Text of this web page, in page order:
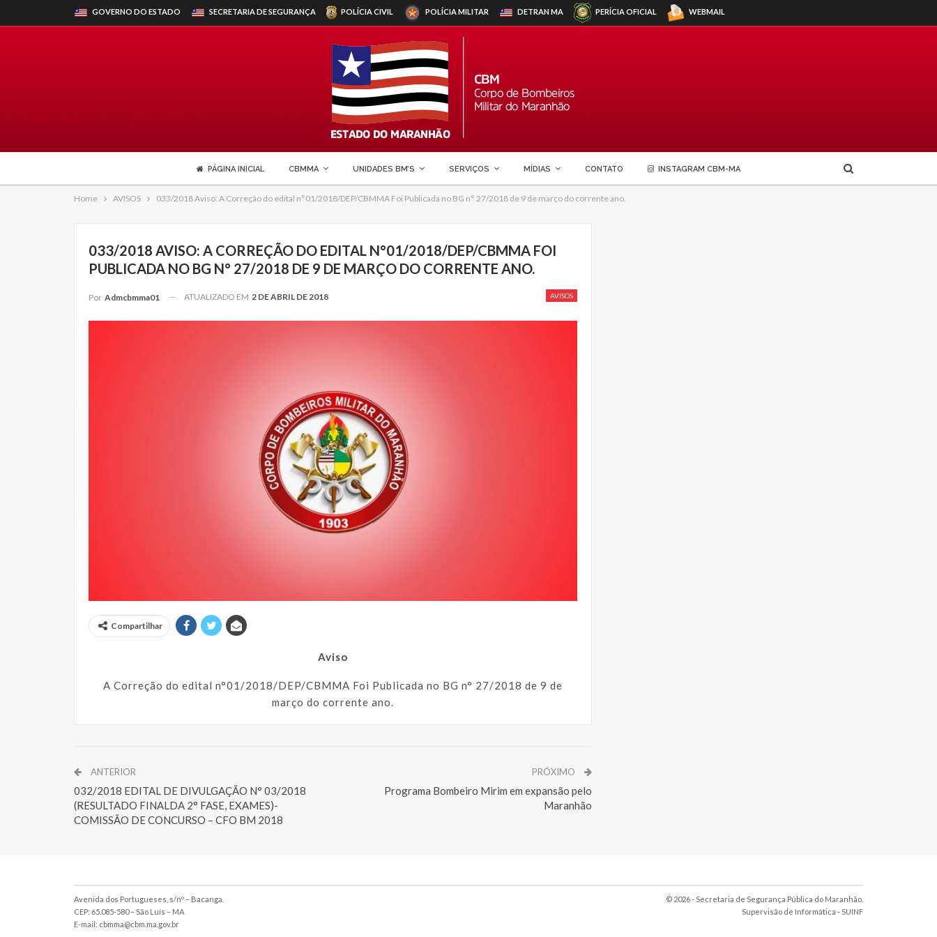
GOVERNO DO ESTADO SECRETARIA DE SEGURANÇA POLÍCIA CIVIL POLÍCIA MILITAR DETRANMA PERÍCIA OFICIAL WEBMAIL
PÁGINA INICIAL CBMMA UNIDADES BM’S SERVIÇOS MÍDIAS CONTATO INSTAGRAM CBM-MA
Home AVISOS 033/2018 Aviso: A Correção do edital n°01/2018/DEP/CBMMA Foi Publicada no BG n° 27/2018 de 9 de março do corrente ano.
033/2018 AVISO: A CORREÇÃO DO EDITAL N°01/2018/DEP/CBMMA FOI
PUBLICADA NO BG N° 27/2018 DE 9 DE MARÇO DO CORRENTE ANO.
AVISOS
Por Admcbmma01 ATUALIZADO EM 2 DE ABRIL DE 2018
Compartilhar
Aviso
A Correção do edital n°01/2018/DEP/CBMMA Foi Publicada no BG n° 27/2018 de 9 de
março do corrente ano.
ANTERIOR
032/2018 EDITAL DE DIVULGAÇÃO N° 03/2018
(RESULTADO FINALDA 2° FASE, EXAMES)-
COMISSÃO DE CONCURSO – CFO BM 2018
PRÓXIMO
Programa Bombeiro Mirim em expansão pelo
Maranhão
Avenida dos Portugueses, s/nº – Bacanga.
CEP: 65.085-580 – São Luís – MA
E-mail: cbmma@cbm.ma.gov.br
© 2026 - Secretaria de Segurança Pública do Maranhão.
Supervisão de Informática - SUINF